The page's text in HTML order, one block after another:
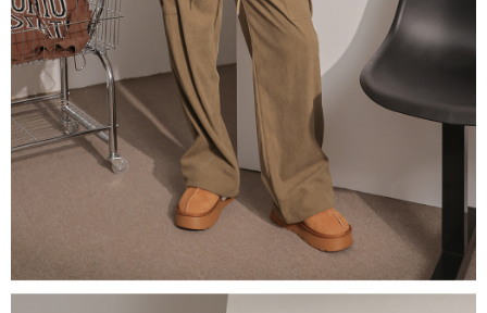
Untuk memenuhi hubungan kontrak yang terjalin melalui persetujuan
penggunaan OP Pay Later, peniaga akan memberikan maklumat peribadi
anda (termasuk nama, nombor telefon, atau alamat) kepada Syarikat bagi
tujuan pengumpulan, pemprosesan dan penggunaan data yang
diperlukan untuk pengebilan ansuran, termasuk pengesahan,
pengesahan semula dan pembetulan.
Untuk terma perkhidmatan penuh, sila rujuk pautan berikut:
https://oppay.tw/userRule
" target="_blank" class="link revert-
style">https://oppay.tw/userRule
【Panduan Penggunaan Pembayaran Ansuran Gogo】
1. Perkhidmatan ini disediakan oleh Taiwan Mobile, pengguna telefon
mudah alih boleh segera menggunakan tanpa perlu memohon lagi.
(Hanya untuk nombor langganan peribadi, tidak terbuka untuk syarikat
akan menggunakan data peribadi yang dikumpul (termasuk nama
pembeli, no. telefon, nama penerima, no. telefon, alamat penerima) untuk
penggunaan perkhidmatan. Sila rujuk kepada "Penyata Pengumpulan
Data Peribadi, Pemprosesan, Penggunaan"
(https://aftee.tw/privacypolicy/) untuk maklumat lanjut.
Jumlah yang diperakui untuk pengguna kali pertama yang lulus
kelulusan boleh sehingga NT$10,000. Jika pengguna tidak membuat
pembayaran dalam tempoh tersebut, yuran pembayaran lewat sebanyak
20% setahun akan dikenakan. Pengguna bawah umur dikehendaki
mendapatkan kebenaran daripada ibu bapa atau penjaga yang sah
untuk menggunakan AFTEE.
mempunyai sebarang kebimbangan mengenai pemprosesan dan
penggunaan pada data peribadi. Jika anda tidak bersetuju dengan data